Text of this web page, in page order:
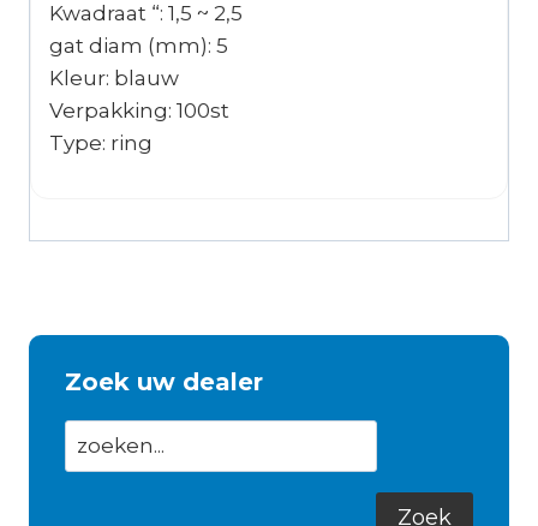
Kwadraat “: 1,5 ~ 2,5
gat diam (mm): 5
Kleur: blauw
Verpakking: 100st
Type: ring
Zoek uw dealer